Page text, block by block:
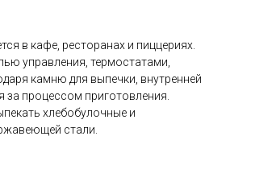
в кафе, ресторанах и пиццериях.
управления, термостатами,
камню для выпечки, внутренней
за процессом приготовления.
хлебобулочные и
стали.